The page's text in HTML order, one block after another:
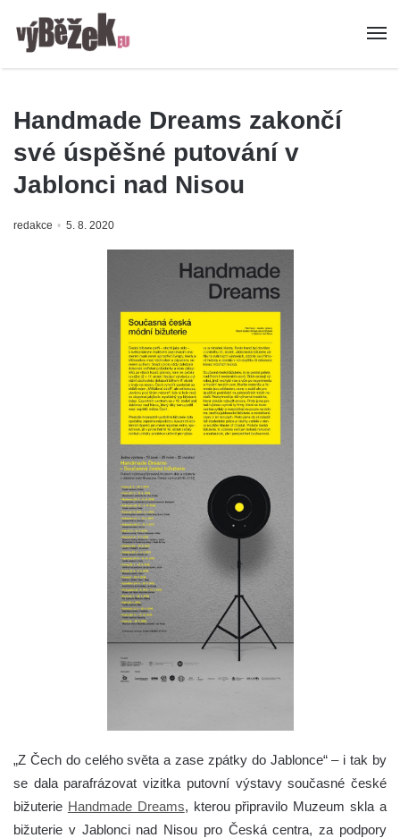
Handmade Dreams zakončí
své úspěšné putování v
Jablonci nad Nisou
redakce 5. 8. 2020
„Z Čech do celého světa a zase zpátky do Jablonce“ – i tak by
se dala parafrázovat vizitka putovní výstavy současné české
bižuterie Handmade Dreams, kterou připravilo Muzeum skla a
bižuterie v Jablonci nad Nisou pro Česká centra, za podpory